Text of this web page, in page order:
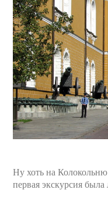
Ну хоть на
первая экскурсия